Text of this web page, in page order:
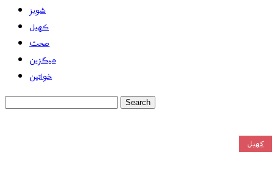
شوبز
کھیل
صحت
میگزین
خواتین
کھیل